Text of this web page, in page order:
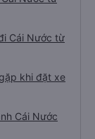
Cái Nước từ
khi đặt xe
Cái Nước